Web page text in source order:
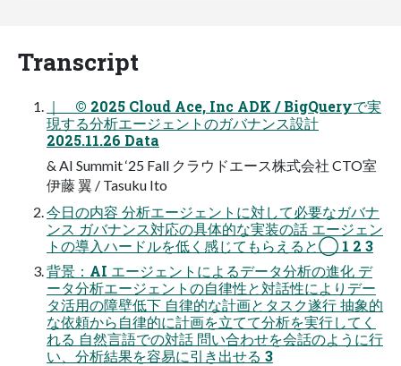
Transcript
｜ © 2025 Cloud Ace, Inc ADK / BigQueryで実
現する分析エージェントのガバナンス設計
2025.11.26 Data
& AI Summit ‘25 Fall クラウドエース株式会社 CTO室
伊藤 翼 / Tasuku Ito
今日の内容 分析エージェントに対して必要なガバナ
ンス ガバナンス対応の具体的な実装の話 エージェン
トの導入ハードルを低く感じてもらえると◯ 1 2 3
背景：AI エージェントによるデータ分析の進化 デ
ータ分析エージェントの自律性と対話性によりデー
タ活用の障壁低下 自律的な計画とタスク遂行 抽象的
な依頼から自律的に計画を立てて分析を実行してく
れる 自然言語での対話 問い合わせを会話のように行
い、分析結果を容易に引き出せる 3